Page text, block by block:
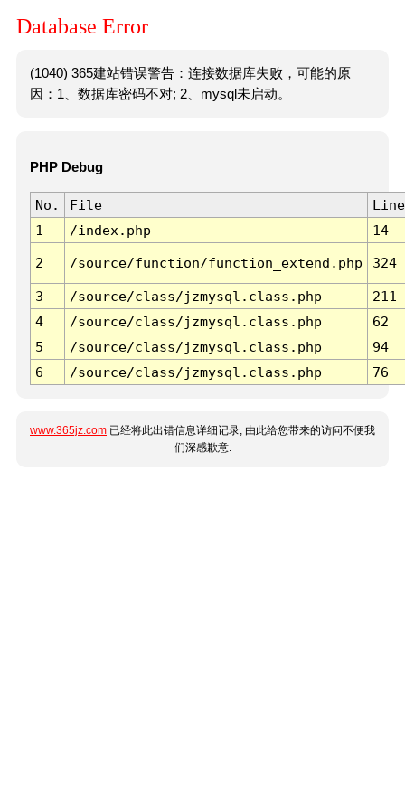
Database Error
(1040) 365建站错误警告：连接数据库失败，可能的原
因：1、数据库密码不对; 2、mysql未启动。
PHP Debug
No. File
Line
1
/index.php 14
2 /source/function/function_extend.php 324
3 /source/class/jzmysql.class.php
211
4
/source/class/jzmysql.class.php
62
5
/source/class/jzmysql.class.php
94
6
/source/class/jzmysql.class.php 76
www.365jz.com 已经将此出错信息详细记录, 由此给您带来的访问不便我
们深感歉意.